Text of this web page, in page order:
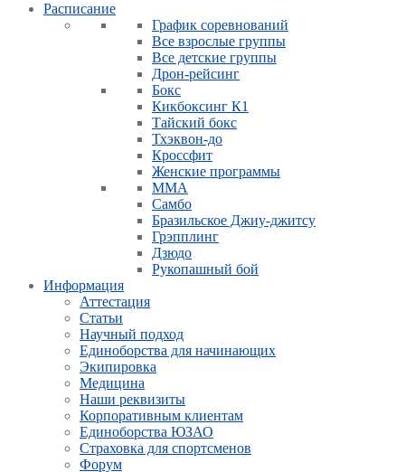
Расписание
График соревнований
Все взрослые группы
Все детские группы
Дрон-рейсинг
Бокс
Кикбоксинг К1
Тайский бокс
Тхэквон-до
Кроссфит
Женские программы
ММА
Самбо
Бразильское Джиу-джитсу
Грэпплинг
Дзюдо
Рукопашный бой
Информация
Аттестация
Статьи
Научный подход
Единоборства для начинающих
Экипировка
Медицина
Наши реквизиты
Корпоративным клиентам
Единоборства ЮЗАО
Страховка для спортсменов
Форум